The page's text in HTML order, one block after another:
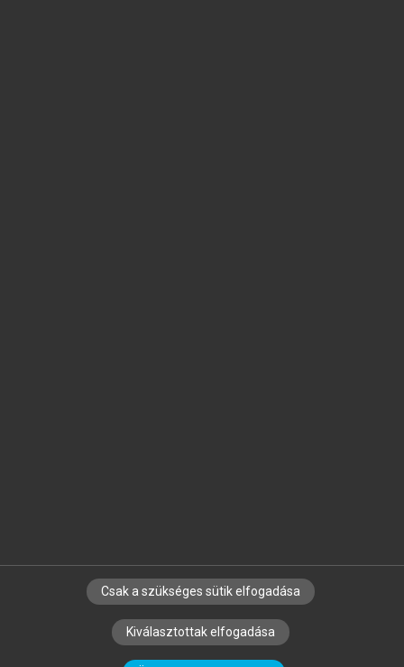
SZERZŐKNEK CÉGEKNEK KÖNYVTÁROSOKNAK
SZERKESZTÉSI ÉS LEKTORÁLÁSI ALAPELVEK
Csak a szükséges sütik elfogadása
Kiválasztottak elfogadása